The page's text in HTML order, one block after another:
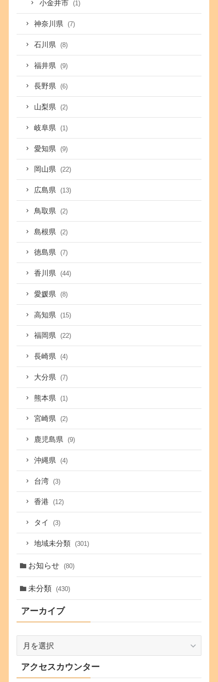
小金井市 (1)
神奈川県 (7)
石川県 (8)
福井県 (9)
長野県 (6)
山梨県 (2)
岐阜県 (1)
愛知県 (9)
岡山県 (22)
広島県 (13)
鳥取県 (2)
島根県 (2)
徳島県 (7)
香川県 (44)
愛媛県 (8)
高知県 (15)
福岡県 (22)
長崎県 (4)
大分県 (7)
熊本県 (1)
宮崎県 (2)
鹿児島県 (9)
沖縄県 (4)
台湾 (3)
香港 (12)
タイ (3)
地域未分類 (301)
お知らせ (80)
未分類 (430)
アーカイブ
カ
イ
アクセスカウンター